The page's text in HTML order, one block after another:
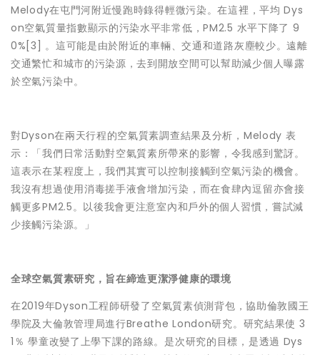
Melody在屯門河附近慢跑時錄得輕微污染。在這裡，平均 Dys
on空氣質量指數顯示的污染水平非常低，PM2.5 水平下降了 9
0%[3] 。這可能是由於附近的車輛、交通和道路灰塵較少。遠離
交通繁忙和城市的污染源，去到開放空間可以幫助減少個人曝露
於空氣污染中。
對Dyson在兩天行程的空氣質素調查結果及分析，Melody 表
示：「我們日常活動對空氣質素所帶來的影響，令我感到驚訝。
這表示在某程度上，我們其實可以控制接觸到空氣污染的機會。
我沒有想過使用消毒搓手液會增加污染，而在食肆內逗留亦會接
觸更多PM2.5。以後我會更注意室內和戶外的個人習慣，嘗試減
少接觸污染源。」
全球空氣質素研究，旨在締造更潔淨健康的環境
在2019年Dyson工程師研發了空氣質素偵測背包，協助倫敦國王
學院及大倫敦管理局進行Breathe London研究。研究結果使 3
1％ 學童改變了上學下課的路線。是次研究的目標，是透過 Dys